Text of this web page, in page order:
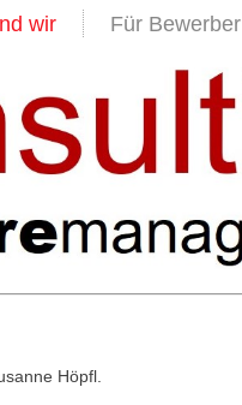
wir Für Bewerber
Höpfl.